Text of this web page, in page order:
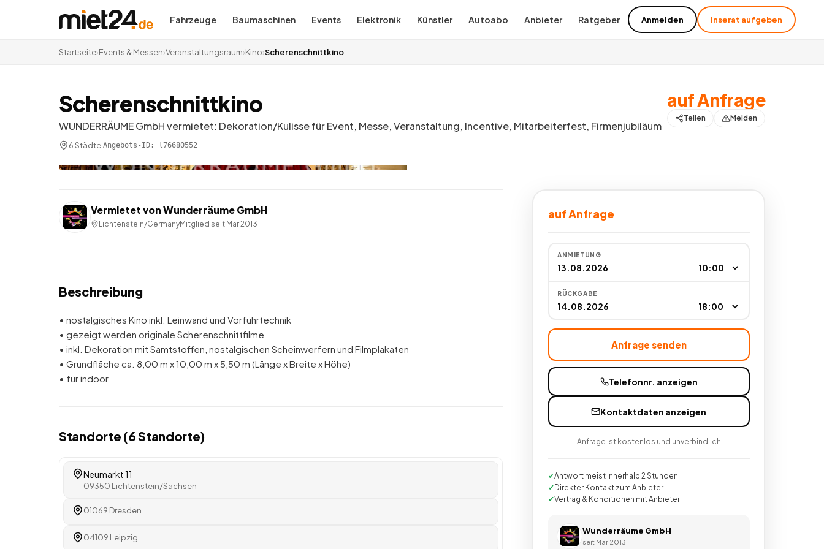
Fahrzeuge Baumaschinen Events Elektronik Künstler Autoabo Anbieter Ratgeber Anmelden Inserat aufgeben
Startseite›Events & Messen›Veranstaltungsraum›Kino›Scherenschnittkino
Scherenschnittkino
WUNDERRÄUME GmbH vermietet: Dekoration/Kulisse für Event, Messe, Veranstaltung, Incentive, Mitarbeiterfest, Firmenjubiläum
6 Städte·Angebots-ID: l76680552
auf Anfrage
Teilen Melden
Vermietet vonWunderräume GmbH
Lichtenstein/GermanyMitglied seit Mär 2013
Beschreibung
• nostalgisches Kino inkl. Leinwand und Vorführtechnik
• gezeigt werden originale Scherenschnittfilme
• inkl. Dekoration mit Samtstoffen, nostalgischen Scheinwerfern und Filmplakaten
• Grundfläche ca. 8,00 m x 10,00 m x 5,50 m (Länge x Breite x Höhe)
• für indoor
Standorte (6Standorte)
Neumarkt 11
09350 Lichtenstein/Sachsen
01069 Dresden
04109 Leipzig
auf Anfrage
ANMIETUNG
RÜCKGABE
Anfrage senden
Telefonnr. anzeigen
Kontaktdaten anzeigen
Anfrage ist kostenlos und unverbindlich
Antwort meist innerhalb 2 Stunden
Direkter Kontakt zum Anbieter
Vertrag & Konditionen mit Anbieter
Wunderräume GmbH
seit Mär 2013